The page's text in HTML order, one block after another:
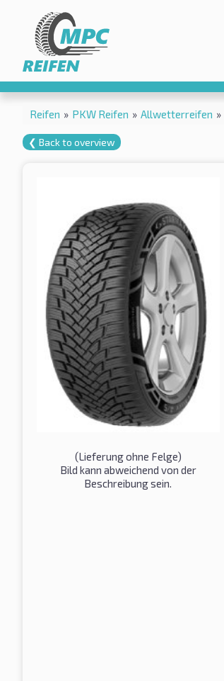
Reifen » PKW Reifen » Allwetterreifen »
❮ Back to overview
(Lieferung ohne Felge)
Bild kann abweichend von der
Beschreibung sein.